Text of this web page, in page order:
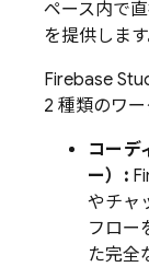
ペース内で
を提供します
Firebase
2 種類のワー
コーデ
ー）:
やチャ
フロー
た完全